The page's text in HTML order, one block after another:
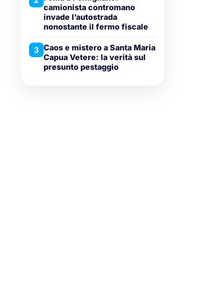
camionista contromano
invade l’autostrada
nonostante il fermo fiscale
3 Caos e mistero a Santa Maria
Capua Vetere: la verità sul
presunto pestaggio